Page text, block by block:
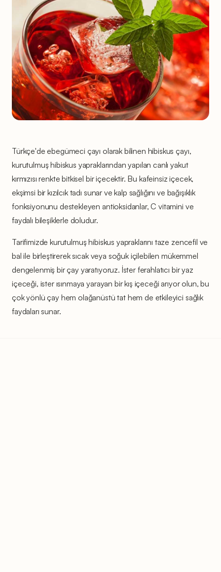
Türkçe'de ebegümeci çayı olarak bilinen hibiskus çayı,
kurutulmuş hibiskus yapraklarından yapılan canlı yakut
kırmızısı renkte bitkisel bir içecektir. Bu kafeinsiz içecek,
ekşimsi bir kızılcık tadı sunar ve kalp sağlığını ve bağışıklık
fonksiyonunu destekleyen antioksidanlar, C vitamini ve
faydalı bileşiklerle doludur.
Tarifimizde kurutulmuş hibiskus yapraklarını taze zencefil ve
bal ile birleştirerek sıcak veya soğuk içilebilen mükemmel
dengelenmiş bir çay yaratıyoruz. İster ferahlatıcı bir yaz
içeceği, ister ısınmaya yarayan bir kış içeceği arıyor olun, bu
çok yönlü çay hem olağanüstü tat hem de etkileyici sağlık
faydaları sunar.